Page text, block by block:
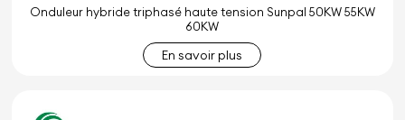
Onduleur hybride triphasé haute tension Sunpal 50KW 55KW
60KW
En savoir plus